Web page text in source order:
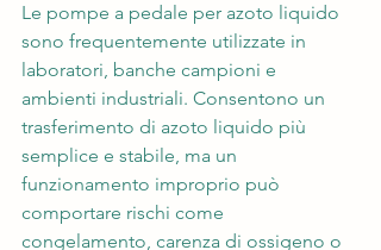
Le pompe a pedale per azoto liquido
sono frequentemente utilizzate in
laboratori, banche campioni e
ambienti industriali. Consentono un
trasferimento di azoto liquido più
semplice e stabile, ma un
funzionamento improprio può
comportare rischi come
congelamento, carenza di ossigeno o